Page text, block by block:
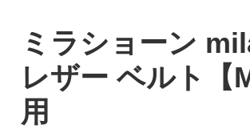
ミラショーン
レザー ベルト【
用